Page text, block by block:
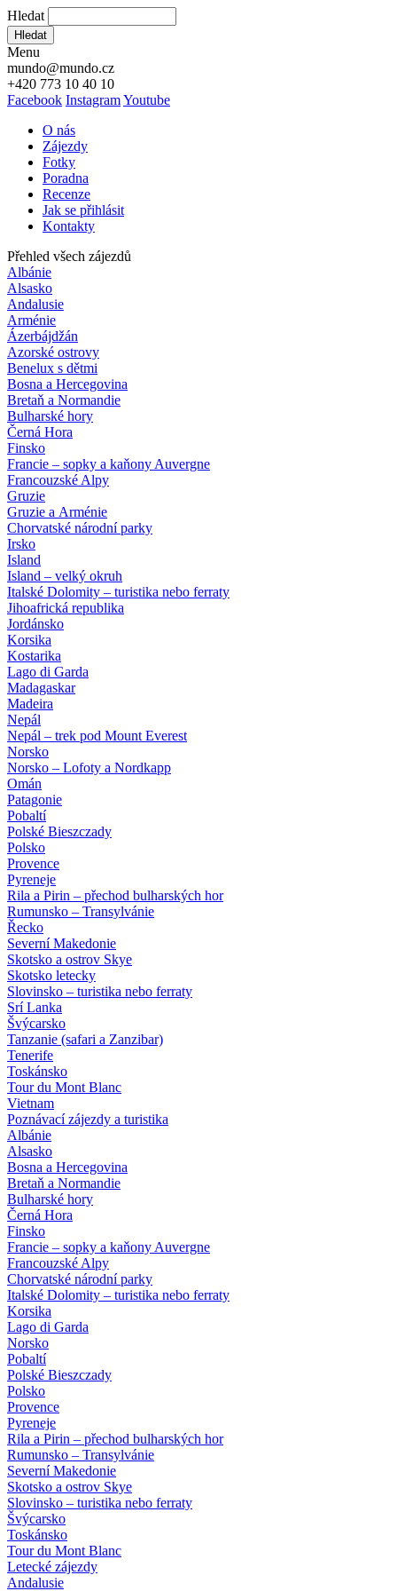
Hledat
Hledat
Menu
mundo@mundo.cz
+420 773 10 40 10
Facebook InstagramYoutube
O nás
Zájezdy
Fotky
Poradna
Recenze
Jak se přihlásit
Kontakty
Přehled všech zájezdů
Albánie
Alsasko
Andalusie
Arménie
Ázerbájdžán
Azorské ostrovy
Benelux s dětmi
Bosna a Hercegovina
Bretaň a Normandie
Bulharské hory
Černá Hora
Finsko
Francie – sopky a kaňony Auvergne
Francouzské Alpy
Gruzie
Gruzie a Arménie
Chorvatské národní parky
Irsko
Island
Island – velký okruh
Italské Dolomity – turistika nebo ferraty
Jihoafrická republika
Jordánsko
Korsika
Kostarika
Lago di Garda
Madagaskar
Madeira
Nepál
Nepál – trek pod Mount Everest
Norsko
Norsko – Lofoty a Nordkapp
Omán
Patagonie
Pobaltí
Polské Bieszczady
Polsko
Provence
Pyreneje
Rila a Pirin – přechod bulharských hor
Rumunsko – Transylvánie
Řecko
Severní Makedonie
Skotsko a ostrov Skye
Skotsko letecky
Slovinsko – turistika nebo ferraty
Srí Lanka
Švýcarsko
Tanzanie (safari a Zanzibar)
Tenerife
Toskánsko
Tour du Mont Blanc
Vietnam
Poznávací zájezdy a turistika
Albánie
Alsasko
Bosna a Hercegovina
Bretaň a Normandie
Bulharské hory
Černá Hora
Finsko
Francie – sopky a kaňony Auvergne
Francouzské Alpy
Chorvatské národní parky
Italské Dolomity – turistika nebo ferraty
Korsika
Lago di Garda
Norsko
Pobaltí
Polské Bieszczady
Polsko
Provence
Pyreneje
Rila a Pirin – přechod bulharských hor
Rumunsko – Transylvánie
Severní Makedonie
Skotsko a ostrov Skye
Slovinsko – turistika nebo ferraty
Švýcarsko
Toskánsko
Tour du Mont Blanc
Letecké zájezdy
Andalusie